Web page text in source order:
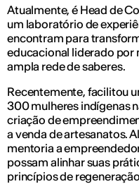
Atualmente, é Head de
um laboratório de
encontram para
educacional liderado por
ampla rede de saberes.
Recentemente, facilitou
300 mulheres indígenas
criação de
a venda de artesanatos.
mentoria a
possam alinhar suas
princípios de